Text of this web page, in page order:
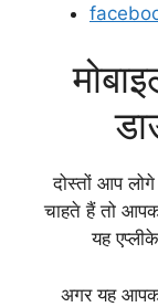
दोस्तों आप
चाहते हैं तो
यह
अगर यह